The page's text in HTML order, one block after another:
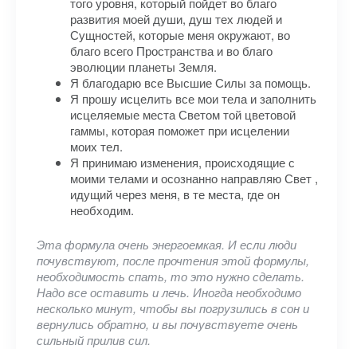
развития моей души, душ тех людей и
Сущностей, которые меня окружают, во
благо всего Пространства и во благо
эволюции планеты Земля.
Я благодарю все Высшие Силы за помощь.
Я прошу исцелить все мои тела и заполнить
исцеляемые места Светом той цветовой
гаммы, которая поможет при исцелении
моих тел.
Я принимаю изменения, происходящие с
моими телами и осознанно направляю Свет ,
идущий через меня, в те места, где он
необходим.
Эта формула очень энергоемкая. И если люди
почувствуют, после прочтения этой формулы,
необходимость спать, то это нужно сделать.
Надо все оставить и лечь. Иногда необходимо
несколько минут, чтобы вы погрузились в сон и
вернулись обратно, и вы почувствуете очень
сильный прилив сил.